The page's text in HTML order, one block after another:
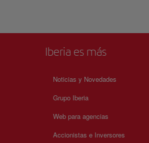
Iberia es más
Noticias y Novedades
Grupo Iberia
Web para agencias
Accionistas e Inversores